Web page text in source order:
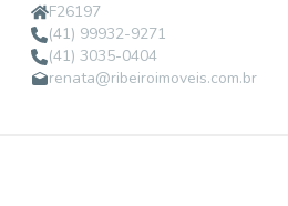
F26197
(41) 99932-9271
(41) 3035-0404
renata@ribeiroimoveis.com.br